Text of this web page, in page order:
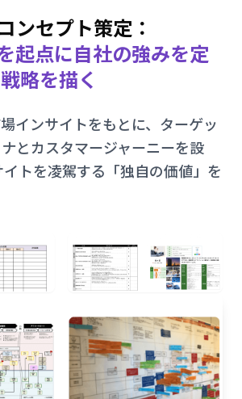
ンセプト策定：
起点に自社の強みを定
略を描く
インサイトをもとに、ターゲッ
ナとカスタマージャーニーを設
トを凌駕する「独自の価値」を